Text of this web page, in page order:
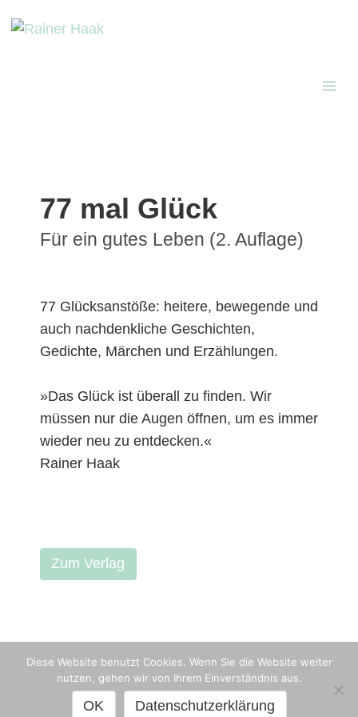
77 mal Glück
Für ein gutes Leben (2. Auflage)
77 Glücksanstöße: heitere, bewegende und
auch nachdenkliche Geschichten,
Gedichte, Märchen und Erzählungen.
»Das Glück ist überall zu finden. Wir
müssen nur die Augen öffnen, um es immer
wieder neu zu entdecken.«
Rainer Haak
Zum Verlag
© Rainer Haak Kontakt|Datenschutz|Impressum
Diese Website benutzt Cookies. Wenn Sie die Website weiter
nutzen, gehen wir von Ihrem Einverständnis aus.
OK Datenschutzerklärung